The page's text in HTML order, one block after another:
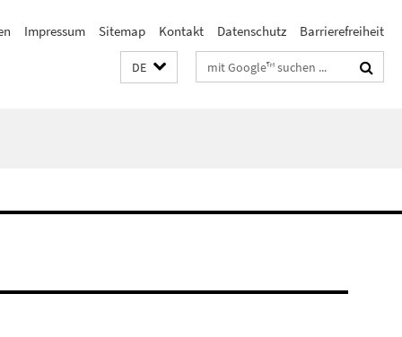
Impressum Sitemap Kontakt Datenschutz Barrierefreiheit
DE Suchbegriffe